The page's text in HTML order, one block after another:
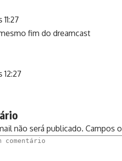
fim do dreamcast
12:27
não será publicado. Campos